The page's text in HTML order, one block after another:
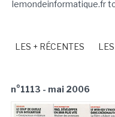
lemondeinformatique.fr
LES + RÉCENTES
n°1113 - mai 2006